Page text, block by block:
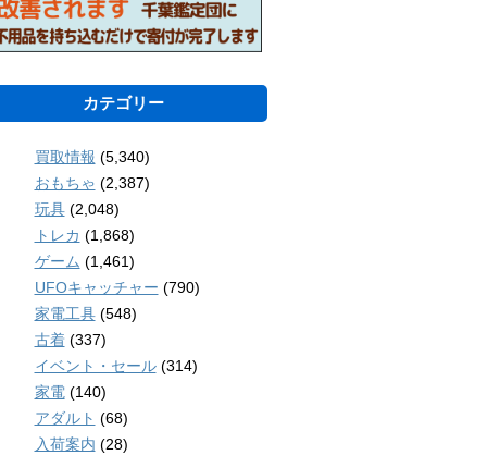
カテゴリー
買取情報 (5,340)
おもちゃ (2,387)
玩具(2,048)
トレカ (1,868)
ゲーム (1,461)
UFOキャッチャー (790)
家電工具(548)
古着(337)
イベント・セール(314)
家電(140)
アダルト (68)
入荷案内 (28)